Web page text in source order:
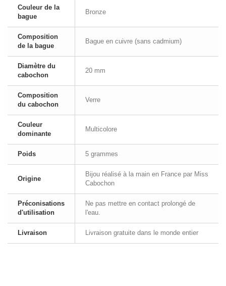
Couleur de la
bague
Bronze
Composition
de la bague
Bague en cuivre (sans cadmium)
Diamètre du
cabochon
20 mm
Composition
du cabochon
Verre
Couleur
dominante
Multicolore
Poids 5 grammes
Origine
Bijou réalisé à la main en France par Miss
Cabochon
Préconisations
d'utilisation
Ne pas mettre en contact prolongé de
l'eau.
Livraison Livraison gratuite dans le monde entier